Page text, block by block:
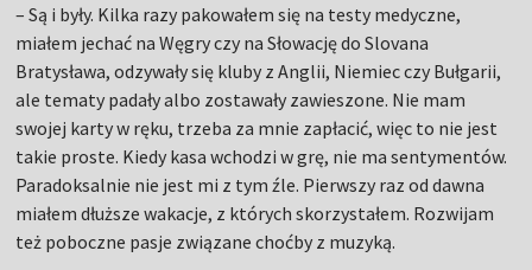
– Są i były. Kilka razy pakowałem się na testy medyczne,
miałem jechać na Węgry czy na Słowację do Slovana
Bratysława, odzywały się kluby z Anglii, Niemiec czy Bułgarii,
ale tematy padały albo zostawały zawieszone. Nie mam
swojej karty w ręku, trzeba za mnie zapłacić, więc to nie jest
takie proste. Kiedy kasa wchodzi w grę, nie ma sentymentów.
Paradoksalnie nie jest mi z tym źle. Pierwszy raz od dawna
miałem dłuższe wakacje, z których skorzystałem. Rozwijam
też poboczne pasje związane choćby z muzyką.